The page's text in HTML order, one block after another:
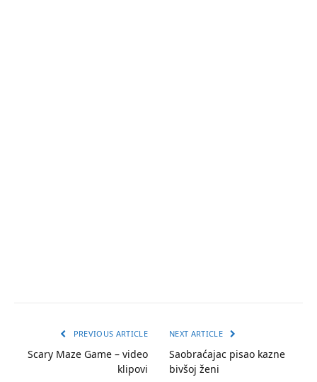
PREVIOUS ARTICLE
Scary Maze Game – video
klipovi
NEXT ARTICLE
Saobraćajac pisao kazne
bivšoj ženi